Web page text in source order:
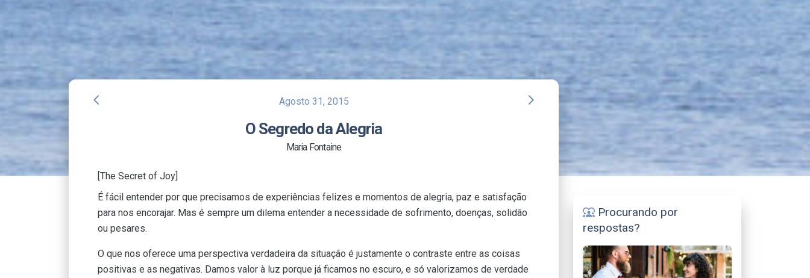
arrow_back_ios Agosto 31, 2015 arrow_forward_ios
O Segredo da Alegria
Maria Fontaine
[The Secret of Joy]
É fácil entender por que precisamos de experiências felizes e momentos de alegria, paz e satisfação
para nos encorajar. Mas é sempre um dilema entender a necessidade de sofrimento, doenças, solidão
ou pesares.
O que nos oferece uma perspectiva verdadeira da situação é justamente o contraste entre as coisas
positivas e as negativas. Damos valor à luz porque já ficamos no escuro, e só valorizamos de verdade
diversity_1 Procurando por
respostas?